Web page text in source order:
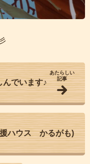
ハウス かるがも)
あたらしい
記事
んでいます♪